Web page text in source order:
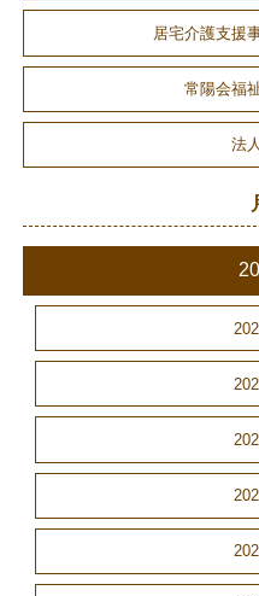
居宅介護支援
常陽会福
法